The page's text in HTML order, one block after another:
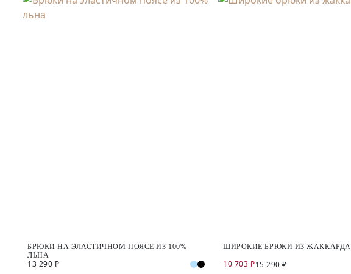
БРЮКИ НА ЭЛАСТИЧНОМ ПОЯСЕ ИЗ 100%
ЛЬНА
13 290 ₽
ШИРОКИЕ БРЮКИ ИЗ ЖАККАРДА
10 703 ₽15 290 ₽